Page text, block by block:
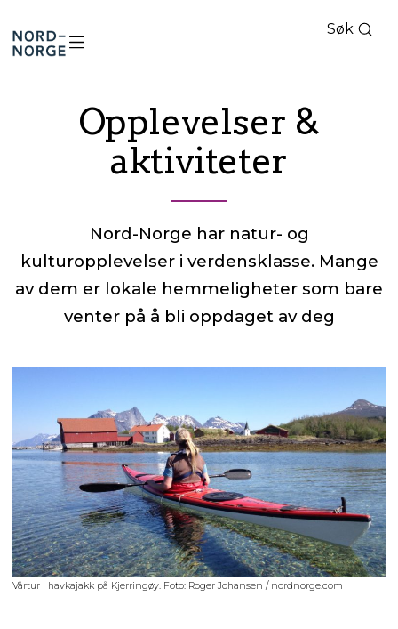
Nord-
Norge
Søk
Opplevelser &
aktiviteter
Nord-Norge har natur- og
kulturopplevelser i verdensklasse. Mange
av dem er lokale hemmeligheter som bare
venter på å bli oppdaget av deg
Vårtur i havkajakk på Kjerringøy. Foto: Roger Johansen / nordnorge.com